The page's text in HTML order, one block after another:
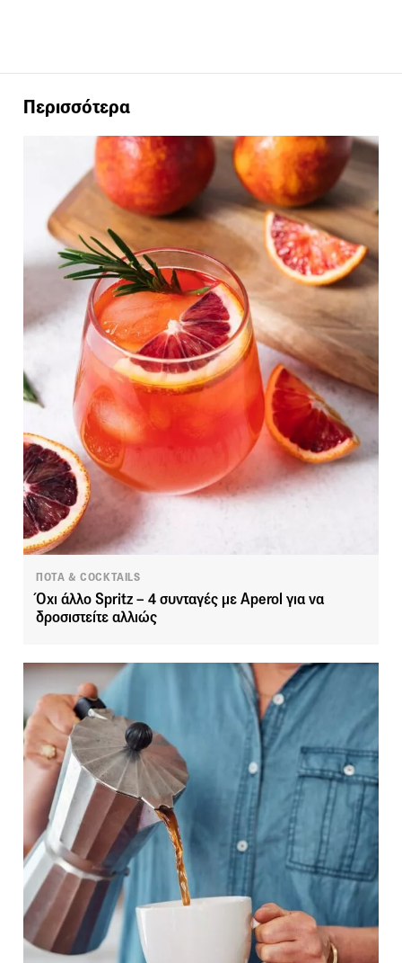
Περισσότερα
ΠΟΤΑ & COCKTAILS
Όχι άλλο Spritz – 4 συνταγές με Aperol για να
δροσιστείτε αλλιώς